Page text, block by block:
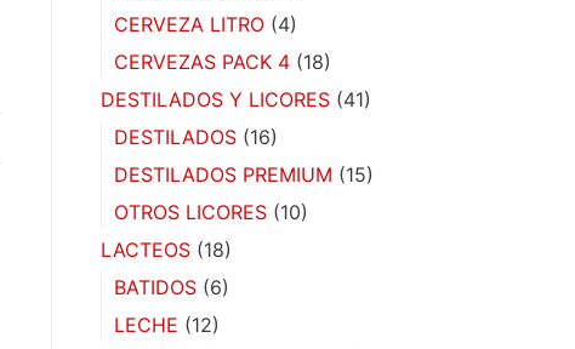
CERVEZA LITRO (4)
CERVEZAS PACK 4 (18)
DESTILADOS Y LICORES (41)
DESTILADOS (16)
DESTILADOS PREMIUM (15)
OTROS LICORES (10)
LACTEOS (18)
BATIDOS (6)
LECHE (12)